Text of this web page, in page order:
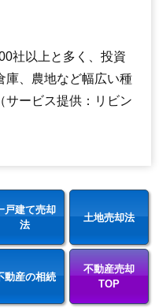
社以上と多く、投資
庫、農地など幅広い種
サービス提供：リビン
戸建て売却
法
土地売却法
動産の相続
不動産売却
TOP